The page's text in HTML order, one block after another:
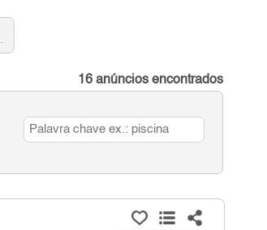
16 anúncios encontrados